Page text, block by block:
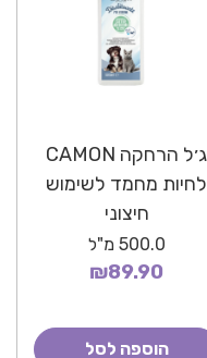
ג׳ל הרחקה CAMON
לחיות מחמד לשימוש
חיצוני
500.0 מ"ל
₪89.90
הוספה לסל